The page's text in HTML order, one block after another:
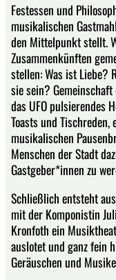
Festessen und
musikalischen
den Mittelpunkt stellt.
Zusammenkünften
stellen: Was ist Liebe?
sie sein?
das UFO pulsierendes
Toasts und Tischreden,
musikalischen
Menschen der Stadt
Gastgeber*innen zu
Schließlich entsteht
mit der Komponistin
Kronfoth ein
auslotet und ganz fein
Geräuschen und